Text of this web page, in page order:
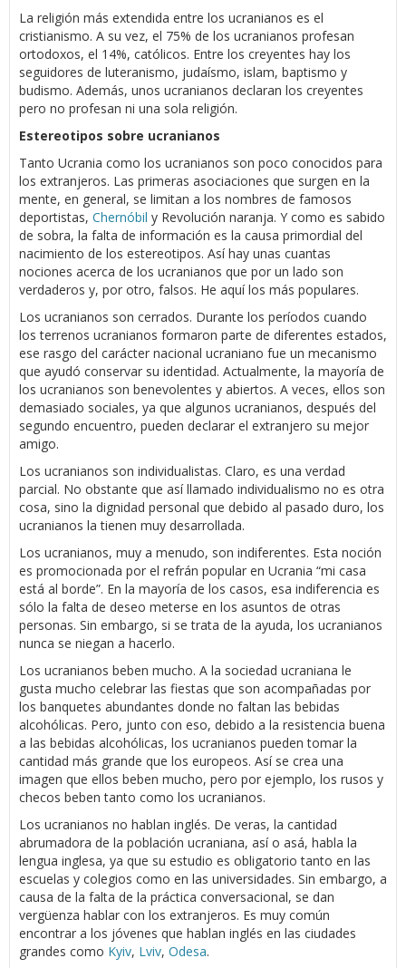
La religión más extendida entre los ucranianos es el
cristianismo. A su vez, el 75% de los ucranianos profesan
ortodoxos, el 14%, católicos. Entre los creyentes hay los
seguidores de luteranismo, judaísmo, islam, baptismo y
budismo. Además, unos ucranianos declaran los creyentes
pero no profesan ni una sola religión.
Estereotipos sobre ucranianos
Tanto Ucrania como los ucranianos son poco conocidos para
los extranjeros. Las primeras asociaciones que surgen en la
mente, en general, se limitan a los nombres de famosos
deportistas, Chernóbil y Revolución naranja. Y como es sabido
de sobra, la falta de información es la causa primordial del
nacimiento de los estereotipos. Así hay unas cuantas
nociones acerca de los ucranianos que por un lado son
verdaderos y, por otro, falsos. He aquí los más populares.
Los ucranianos son cerrados. Durante los períodos cuando
los terrenos ucranianos formaron parte de diferentes estados,
ese rasgo del carácter nacional ucraniano fue un mecanismo
que ayudó conservar su identidad. Actualmente, la mayoría de
los ucranianos son benevolentes y abiertos. A veces, ellos son
demasiado sociales, ya que algunos ucranianos, después del
segundo encuentro, pueden declarar el extranjero su mejor
amigo.
Los ucranianos son individualistas. Claro, es una verdad
parcial. No obstante que así llamado individualismo no es otra
cosa, sino la dignidad personal que debido al pasado duro, los
ucranianos la tienen muy desarrollada.
Los ucranianos, muy a menudo, son indiferentes. Esta noción
es promocionada por el refrán popular en Ucrania “mi casa
está al borde”. En la mayoría de los casos, esa indiferencia es
sólo la falta de deseo meterse en los asuntos de otras
personas. Sin embargo, si se trata de la ayuda, los ucranianos
nunca se niegan a hacerlo.
Los ucranianos beben mucho. A la sociedad ucraniana le
gusta mucho celebrar las fiestas que son acompañadas por
los banquetes abundantes donde no faltan las bebidas
alcohólicas. Pero, junto con eso, debido a la resistencia buena
a las bebidas alcohólicas, los ucranianos pueden tomar la
cantidad más grande que los europeos. Así se crea una
imagen que ellos beben mucho, pero por ejemplo, los rusos y
checos beben tanto como los ucranianos.
Los ucranianos no hablan inglés. De veras, la cantidad
abrumadora de la población ucraniana, así o asá, habla la
lengua inglesa, ya que su estudio es obligatorio tanto en las
escuelas y colegios como en las universidades. Sin embargo, a
causa de la falta de la práctica conversacional, se dan
vergüenza hablar con los extranjeros. Es muy común
encontrar a los jóvenes que hablan inglés en las ciudades
grandes como Kyiv, Lviv, Odesa.